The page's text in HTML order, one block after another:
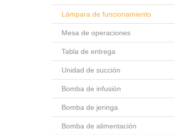
Lámpara de funcionamiento
Mesa de operaciones
Tabla de entrega
Unidad de succión
Bomba de infusión
Bomba de jeringa
Bomba de alimentación